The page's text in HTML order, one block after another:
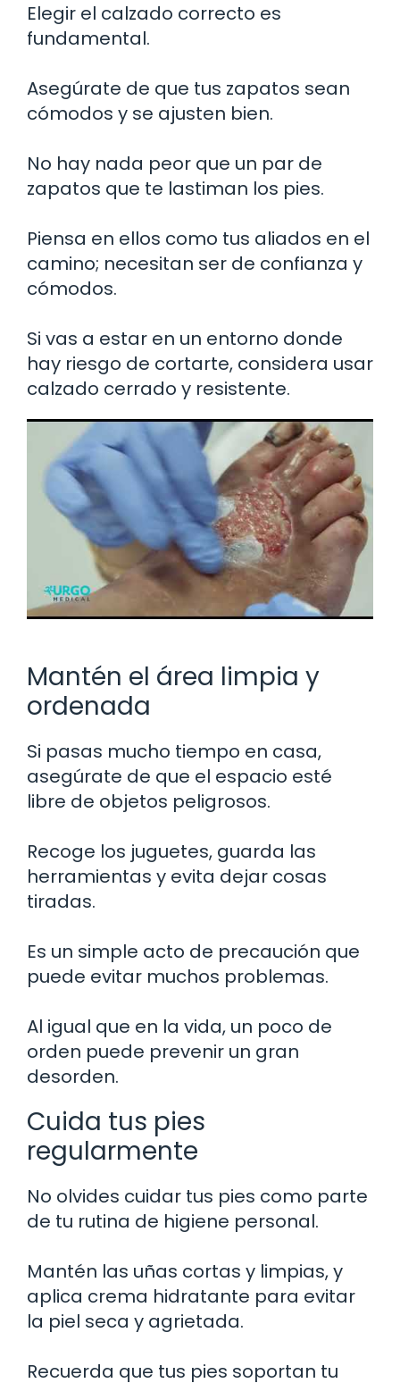
Elegir el calzado correcto es
fundamental.
Asegúrate de que tus zapatos sean
cómodos y se ajusten bien.
No hay nada peor que un par de
zapatos que te lastiman los pies.
Piensa en ellos como tus aliados en el
camino; necesitan ser de confianza y
cómodos.
Si vas a estar en un entorno donde
hay riesgo de cortarte, considera usar
calzado cerrado y resistente.
Mantén el área limpia y
ordenada
Si pasas mucho tiempo en casa,
asegúrate de que el espacio esté
libre de objetos peligrosos.
Recoge los juguetes, guarda las
herramientas y evita dejar cosas
tiradas.
Es un simple acto de precaución que
puede evitar muchos problemas.
Al igual que en la vida, un poco de
orden puede prevenir un gran
desorden.
Cuida tus pies
regularmente
No olvides cuidar tus pies como parte
de tu rutina de higiene personal.
Mantén las uñas cortas y limpias, y
aplica crema hidratante para evitar
la piel seca y agrietada.
Recuerda que tus pies soportan tu